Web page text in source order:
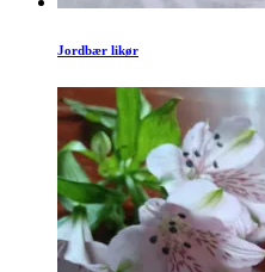
Jordbær likør